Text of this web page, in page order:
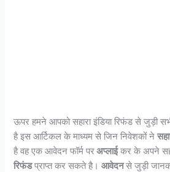
ऊपर हमने आपको सहारा इंडिया रिफंड से जुड़ी सभी
है इस आर्टिकल के माध्यम से जिन निवेशकों ने
है वह एक आवेदन फॉर्म परअप्लाईकर के अपने
रिफंडप्राप्त कर सकते है।आवेदनसे जुड़ी